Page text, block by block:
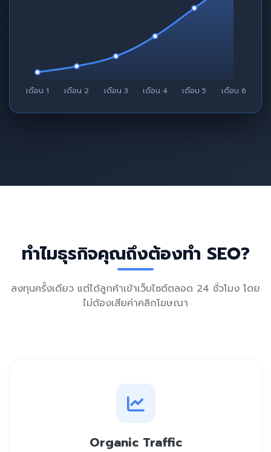
ทำไมธุรกิจคุณถึงต้องทำ SEO?
ลงทุนครั้งเดียว แต่ได้ลูกค้าเข้าเว็บไซต์ตลอด 24 ชั่วโมง โดย
ไม่ต้องเสียค่าคลิกโฆษณา
Organic Traffic